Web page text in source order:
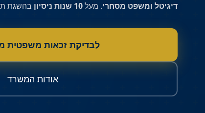
דיגיטל ומשפט מסחרי. מעל10 שנות ניסיון בהשגת
לבדיקת זכאות משפטית
אודות המשרד